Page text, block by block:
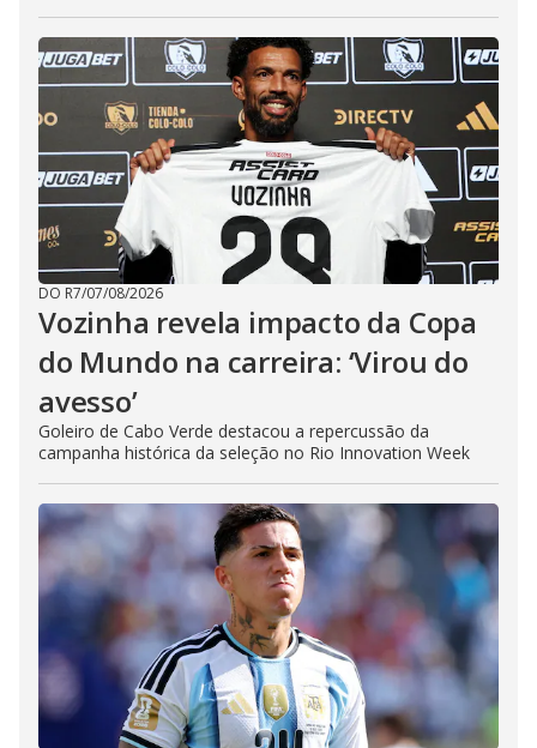
DO R7/07/08/2026
Vozinha revela impacto da Copa
do Mundo na carreira: ‘Virou do
avesso’
Goleiro de Cabo Verde destacou a repercussão da
campanha histórica da seleção no Rio Innovation Week